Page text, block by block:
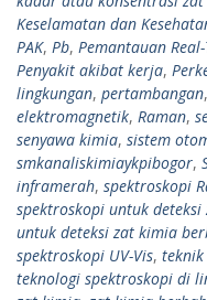
Keselamatan dan
PAK, Pb, Pemantauan
Penyakit akibat kerja,
lingkungan, pertambangan,
elektromagnetik, Raman,
senyawa kimia, sistem
smkanaliskimiaykpibogor,
inframerah, spektroskopi
spektroskopi untuk
untuk deteksi zat kimia
spektroskopi UV-Vis,
teknologi spektroskopi di